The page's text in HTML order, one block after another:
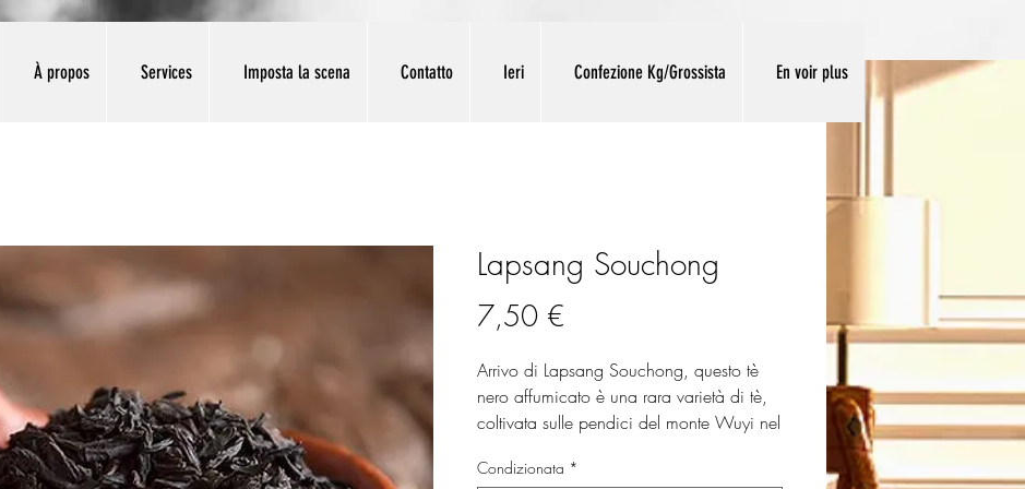
À propos Services Imposta la scena Contatto Ieri Confezione Kg/Grossista En voir plus
Lapsang Souchong
7,50 €
Arrivo di Lapsang Souchong, questo tè
nero affumicato è una rara varietà di tè,
coltivata sulle pendici del monte Wuyi nel
foglie nere sono moderatamente fumose
Condizionata *